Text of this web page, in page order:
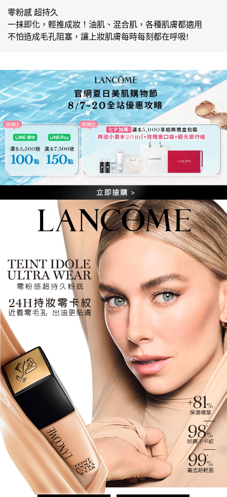
零粉感 超持久
一抹即化，輕推成妝！油肌、混合肌，各種肌膚都適用
不怕造成毛孔阻塞，讓上妝肌膚每時每刻都在呼吸!
2026 零粉感超持久粉底